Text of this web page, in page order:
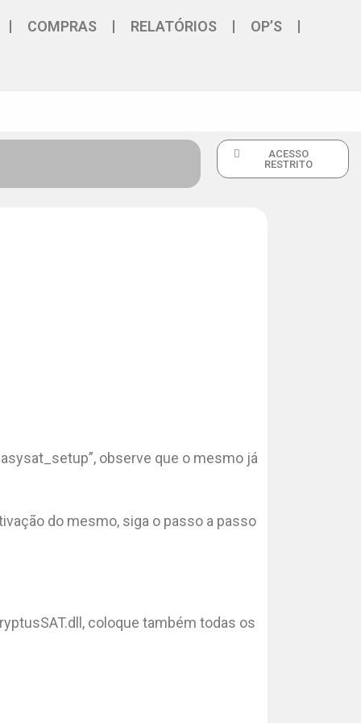
COMPRAS RELATÓRIOS OP’S
ACESSO
RESTRITO
observe que o mesmo já
do mesmo, siga o passo a passo
coloque também todas os